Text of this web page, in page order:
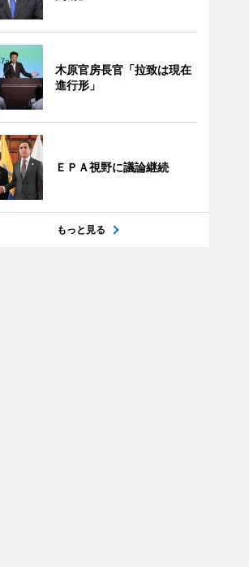
木原官房長官「拉致は現在
進行形」
ＥＰＡ視野に議論継続
もっと見る